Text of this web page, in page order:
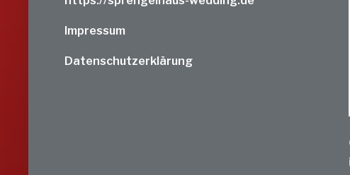
Impressum
Datenschutzerklärung